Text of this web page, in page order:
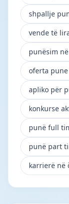
shpallje
vende të
punësim
oferta
apliko për
konkurse
punë full
punë part
karrierë në